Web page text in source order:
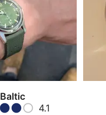
Baltic
4.1